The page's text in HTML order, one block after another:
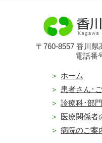
〒760-8557 香川
電話番
ホーム
患者さん･
診療科･部
医療関係者
病院のご案